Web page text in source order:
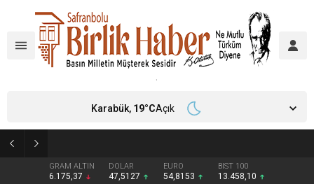
GRAM ALTIN
6.175,37
DOLAR
47,5127
EURO
54,8153
BIST 100
13.458,10
Karabük, 19°CAçık